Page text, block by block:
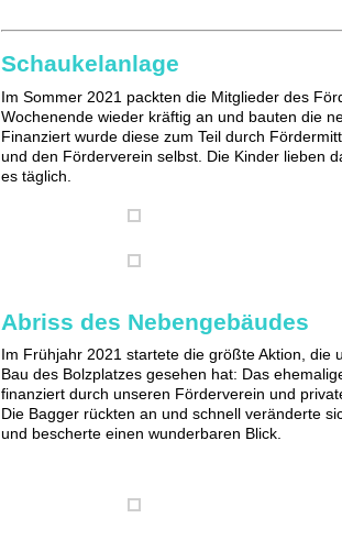
Schaukelanlage
Im Sommer 2021 packten die Mitglieder des
Wochenende wieder kräftig an und bauten die
Finanziert wurde diese zum Teil durch
und den Förderverein selbst. Die Kinder lieben
es täglich.
Abriss des Nebengebäudes
Im Frühjahr 2021 startete die größte Aktion, die
Bau des Bolzplatzes gesehen hat: Das
finanziert durch unseren Förderverein und
Die Bagger rückten an und schnell veränderte
und bescherte einen wunderbaren Blick.